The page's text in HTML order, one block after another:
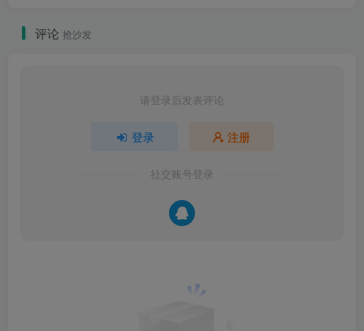
评论 抢沙发
请登录后发表评论
登录 注册
社交账号登录